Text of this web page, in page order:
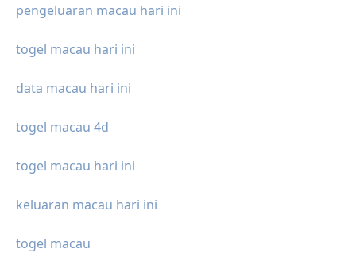
pengeluaran macau hari ini
togel macau hari ini
data macau hari ini
togel macau 4d
togel macau hari ini
keluaran macau hari ini
togel macau